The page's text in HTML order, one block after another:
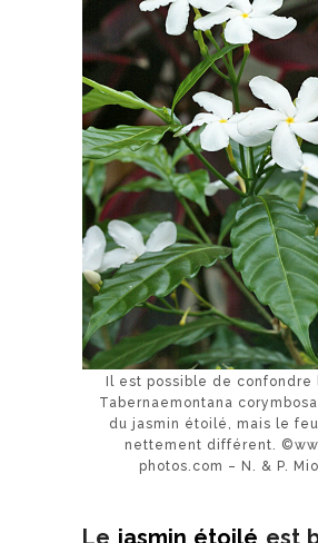
Il est possible de confondre
Tabernaemontana
du jasmin étoilé, mais le
nettement différent.
photos.com – N. & P.